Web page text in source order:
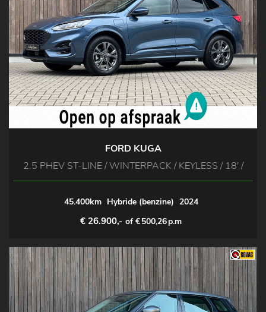
FORD KUGA
2.5 PHEV ST-LINE / WINTERPACK / KEYLESS / 18' /
45.400km Hybride (benzine) 2024
€ 26.900,- of €500,26p.m